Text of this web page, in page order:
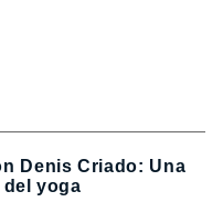
Denis Criado: Una
yoga